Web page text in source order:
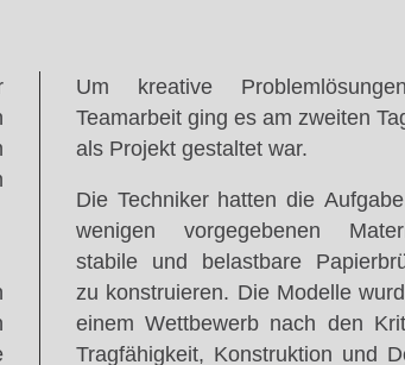
Um kreative
Teamarbeit ging es am zweiten
als Projekt gestaltet war.
Die Techniker hatten die
wenigen vorgegebenen
stabile und belastbare
zu konstruieren. Die Modelle
einem Wettbewerb nach den
Tragfähigkeit, Konstruktion und